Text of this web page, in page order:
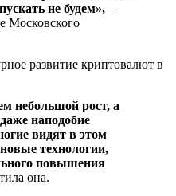
не будем»,—
Московского
развитие криптовалют в
небольшой рост, а
наподобие
видят в этом
технологии,
повышения
она.